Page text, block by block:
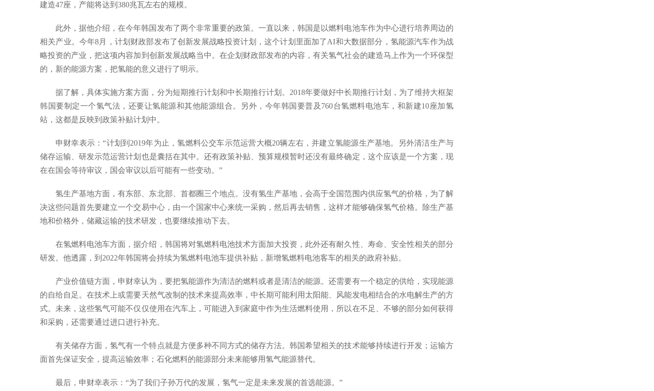
建造47座，产能将达到380兆瓦左右的规模。
此外，据他介绍，在今年韩国发布了两个非常重要的政策。一直以来，韩国是以燃料电池车作为中心进行培养周边的
相关产业。今年8月，计划财政部发布了创新发展战略投资计划，这个计划里面加了AI和大数据部分，氢能源汽车作为战
略投资的产业，把这项内容加到创新发展战略当中。在企划财政部发布的内容，有关氢气社会的建造马上作为一个环保型
的，新的能源方案，把氢能的意义进行了明示。
据了解，具体实施方案方面，分为短期推行计划和中长期推行计划。2018年要做好中长期推行计划，为了维持大框架
韩国要制定一个氢气法，还要让氢能源和其他能源组合。另外，今年韩国要普及760台氢燃料电池车，和新建10座加氢
站，这都是反映到政策补贴计划中。
申财幸表示：“计划到2019年为止，氢燃料公交车示范运营大概20辆左右，并建立氢能源生产基地。另外清洁生产与
储存运输、研发示范运营计划也是囊括在其中。还有政策补贴、预算规模暂时还没有最终确定，这个应该是一个方案，现
在在国会等待审议，国会审议以后可能有一些变动。”
氢生产基地方面，有东部、东北部、首都圈三个地点。没有氢生产基地，会高于全国范围内供应氢气的价格，为了解
决这些问题首先要建立一个交易中心，由一个国家中心来统一采购，然后再去销售，这样才能够确保氢气价格。除生产基
地和价格外，储藏运输的技术研发，也要继续推动下去。
在氢燃料电池车方面，据介绍，韩国将对氢燃料电池技术方面加大投资，此外还有耐久性、寿命、安全性相关的部分
研发。他透露，到2022年韩国将会持续为氢燃料电池车提供补贴，新增氢燃料电池客车的相关的政府补贴。
产业价值链方面，申财幸认为，要把氢能源作为清洁的燃料或者是清洁的能源。还需要有一个稳定的供给，实现能源
的自给自足。在技术上或需要天然气改制的技术来提高效率，中长期可能利用太阳能、风能发电相结合的水电解生产的方
式。未来，这些氢气可能不仅仅使用在汽车上，可能进入到家庭中作为生活燃料使用，所以在不足、不够的部分如何获得
和采购，还需要通过进口进行补充。
有关储存方面，氢气有一个特点就是方便多种不同方式的储存方法。韩国希望相关的技术能够持续进行开发；运输方
面首先保证安全，提高运输效率；石化燃料的能源部分未来能够用氢气能源替代。
最后，申财幸表示：“为了我们子孙万代的发展，氢气一定是未来发展的首选能源。”